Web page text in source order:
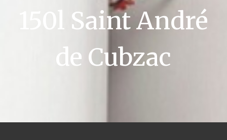
150l Saint André
de Cubzac